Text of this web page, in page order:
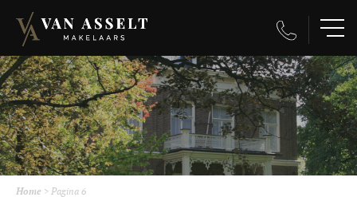
Home > Pagina 6